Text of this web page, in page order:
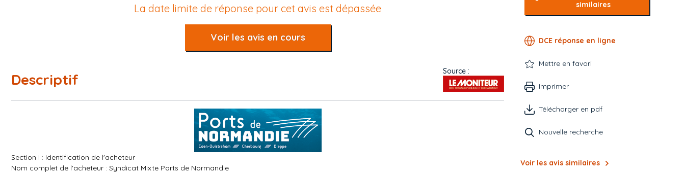
La date limite de réponse pour cet avis est dépassée
Voir les avis en cours
Descriptif Source :
Section I : Identification de l'acheteur
Nom complet de l'acheteur : Syndicat Mixte Ports de Normandie
similaires
DCE réponse en ligne
Mettre en favori
Imprimer
Télécharger en pdf
Nouvelle recherche
Voir les avis similaires